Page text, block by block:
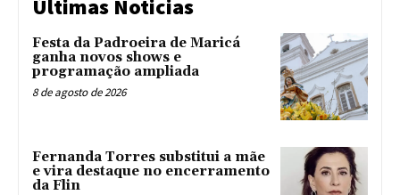
Últimas Noticias
Festa da Padroeira de Maricá
ganha novos shows e
programação ampliada
8 de agosto de 2026
Fernanda Torres substitui a mãe
e vira destaque no encerramento
da Flin